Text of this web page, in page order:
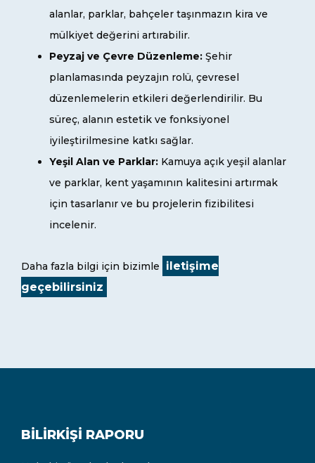
alanlar, parklar, bahçeler taşınmazın kira ve
mülkiyet değerini artırabilir.
Peyzaj ve Çevre Düzenleme: Şehir
planlamasında peyzajın rolü, çevresel
düzenlemelerin etkileri değerlendirilir. Bu
süreç, alanın estetik ve fonksiyonel
iyileştirilmesine katkı sağlar.
Yeşil Alan ve Parklar: Kamuya açık yeşil alanlar
ve parklar, kent yaşamının kalitesini artırmak
için tasarlanır ve bu projelerin fizibilitesi
incelenir.
Daha fazla bilgi için bizimle
iletişime
geçebilirsiniz
BILIRKIŞI RAPORU